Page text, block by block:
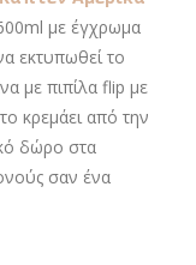
με έγχρωμα
εκτυπωθεί το
με πιπίλα flip με
κρεμάει από την
δώρο στα
σαν ένα